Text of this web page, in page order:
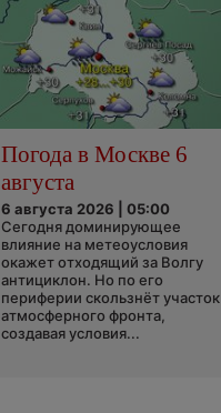
Погода в Москве 6
августа
6 августа 2026 | 05:00
Сегодня доминирующее
влияние на метеоусловия
окажет отходящий за Волгу
антициклон. Но по его
периферии скользнёт участок
атмосферного фронта,
создавая условия...